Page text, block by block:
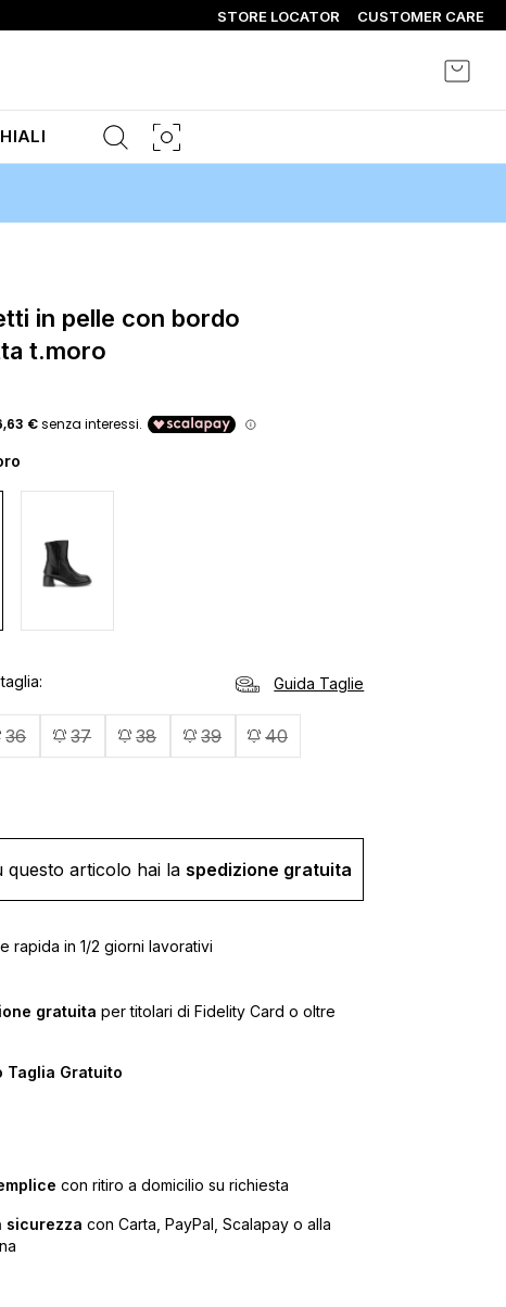
STORE LOCATOR CUSTOMER CARE
t.moro
36 37 38 39 40
Guida Taglie
questo articolo hai la spedizione gratuita
rapida in 1/2 giorni lavorativi
gratuita per titolari di Fidelity Card o oltre
Taglia Gratuito
con ritiro a domicilio su richiesta
sicurezza con Carta, PayPal, Scalapay o alla